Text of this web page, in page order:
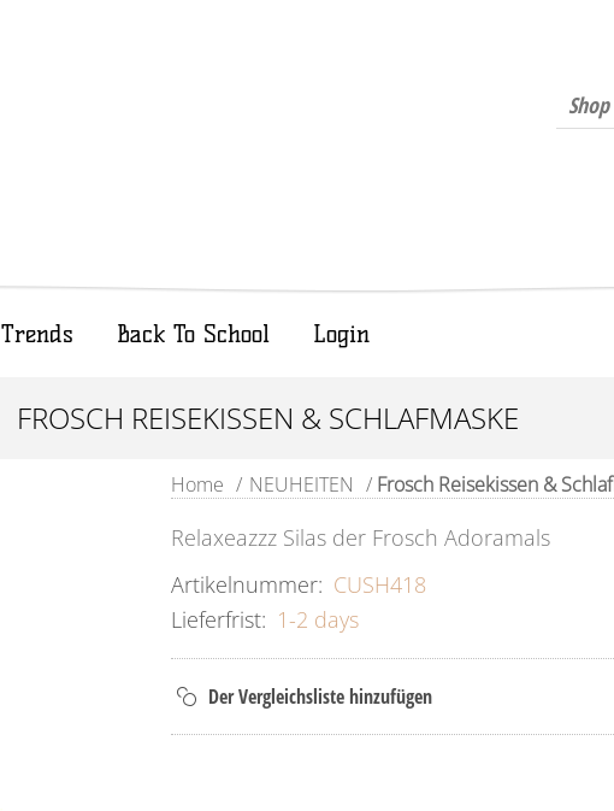
Trends Back To School Login
FROSCH REISEKISSEN & SCHLAFMASKE
Home / NEUHEITEN / Frosch Reisekissen &
Relaxeazzz Silas der Frosch Adoramals
Artikelnummer: CUSH418
Lieferfrist: 1-2 days